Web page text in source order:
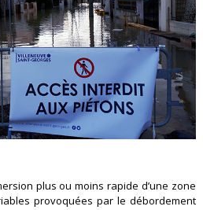
plus ou moins rapide d’une zone
provoquées par le débordement